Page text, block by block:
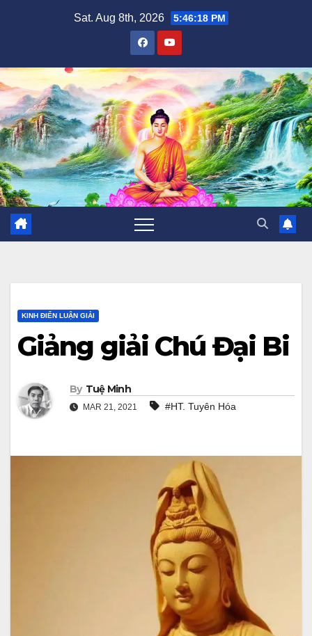
Sat. Aug 8th, 2026 5:46:19 PM
KINH ĐIỂN LUẬN GIẢI
Giảng giải Chú Đại Bi
By Tuệ Minh
MAR 21, 2021 #HT. Tuyên Hóa